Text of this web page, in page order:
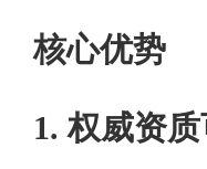
核心优势
1. 权威资